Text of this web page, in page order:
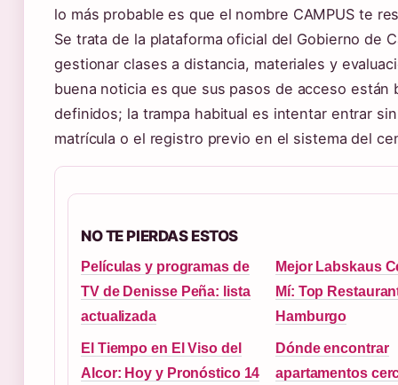
lo más probable es que el nombre CAMPUS te
Se trata de la plataforma oficial del Gobierno de
gestionar clases a distancia, materiales y
buena noticia es que sus pasos de acceso están
definidos; la trampa habitual es intentar entrar
matrícula o el registro previo en el sistema del
NO TE PIERDAS ESTOS
Películas y programas de
TV de Denisse Peña: lista
actualizada
Mejor Labskaus
Mí: Top
Hamburgo
El Tiempo en El Viso del
Alcor: Hoy y Pronóstico 14
Dónde encontrar
apartamentos